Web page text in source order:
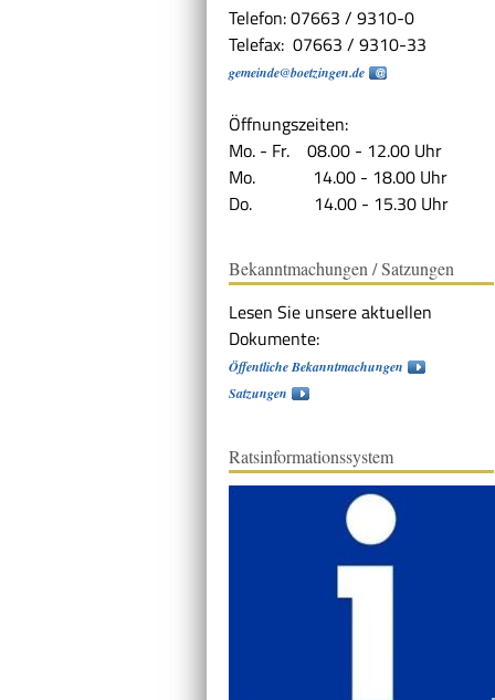
Telefon: 07663 / 9310-0
Telefax: 07663 / 9310-33
gemeinde@boetzingen.de
Öffnungszeiten:
Mo. - Fr. 08.00 - 12.00 Uhr
Mo. 14.00 - 18.00 Uhr
Do. 14.00 - 15.30 Uhr
Bekanntmachungen / Satzungen
Lesen Sie unsere aktuellen
Dokumente:
Öffentliche Bekanntmachungen
Satzungen
Ratsinformationssystem